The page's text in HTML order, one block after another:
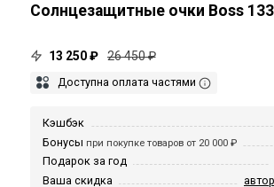
Солнцезащитные очки Boss
13 250 ₽ 26 450 ₽
Доступна оплата частями
Кэшбэк
Бонусы при покупке товаров от 20 000 ₽
Подарок за год
Ваша скидка